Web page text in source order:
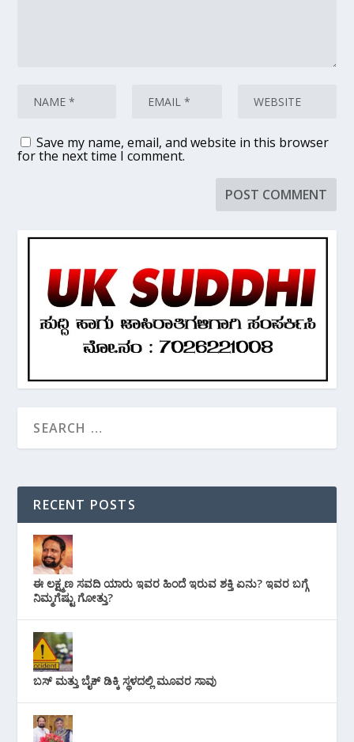
Save my name, email, and website in this browser
for the next time I comment.
RECENT POSTS
ಈ ಲಕ್ಷ್ಮಣ ಸವದಿ ಯಾರು ಇವರ ಹಿಂದೆ ಇರುವ ಶಕ್ತಿ ಏನು? ಇವರ ಬಗ್ಗೆ
ನಿಮ್ಮಗೆಷ್ಟು ಗೋತ್ತು?
ಬಸ್ ಮತ್ತು ಬೈಕ್ ಡಿಕ್ಕಿ ಸ್ಥಳದಲ್ಲಿ ಮೂವರ ಸಾವು